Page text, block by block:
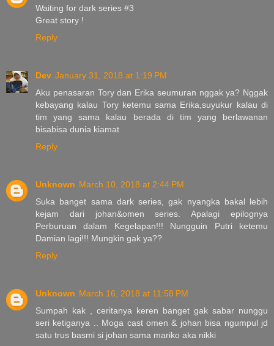
Waiting for dark series #3
Great story !
Reply
Dev January 31, 2018 at 1:19 PM
Aku penasaran Tory dan Erika seumuran nggak ya? Nggak
kebayang kalau Tory ketemu sama Erika,suyukur kalau di
tim yang sama kalau berada di tim yang berlawanan
bisabisa dunia kiamat
Reply
Unknown March 10, 2018 at 2:44 PM
Suka banget sama dark series, gak nyangka bakal lebih
kejam dari johan&omen series. Apalagi epilognya
Perburuan dalam Kegelapan!!! Nungguin Putri ketemu
Damian lagi!!! Mungkin gak ya??
Reply
Unknown March 16, 2018 at 11:58 PM
Sumpah kak , ceritanya keren banget gak sabar nunggu
seri ketiganya .. Moga cast omen & johan bisa ngumpul jd
satu trus basmi si johan sama mariko aka nikki